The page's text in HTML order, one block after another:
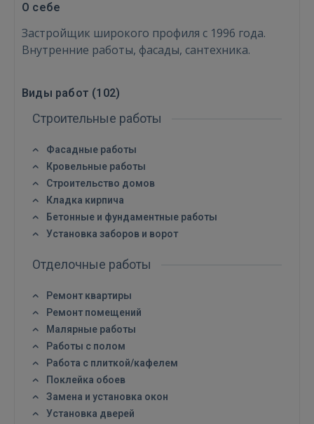
Войти
О себе
Застройщик широкого профиля с 1996 года.
Внутренние работы, фасады, сантехника.
Виды работ (102)
Строительные работы
Фасадные работы
Кровельные работы
Строительство домов
Кладка кирпича
Бетонные и фундаментные работы
Установка заборов и ворот
Отделочные работы
Ремонт квартиры
Ремонт помещений
Малярные работы
Работы с полом
Работа с плиткой/кафелем
Поклейка обоев
Замена и установка окон
Установка дверей